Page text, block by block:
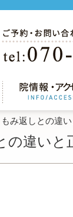
み返しとの違
違いと